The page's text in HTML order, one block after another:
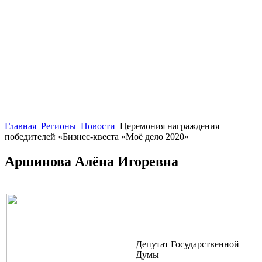
Главная Регионы Новости Церемония награждения
победителей «Бизнес-квеста «Моё дело 2020»
Аршинова Алёна Игоревна
Депутат Государственной
Думы